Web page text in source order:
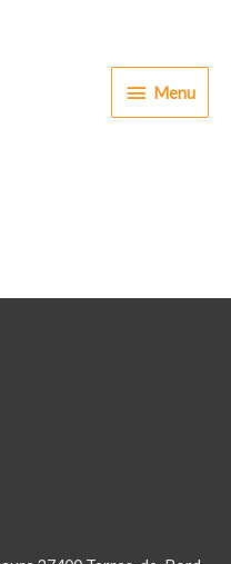
Menu
Menu